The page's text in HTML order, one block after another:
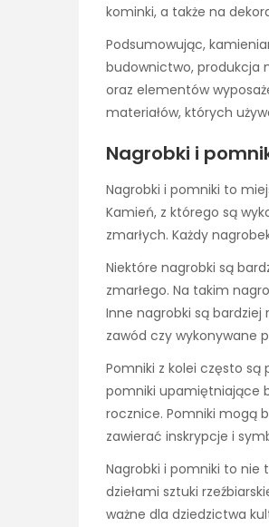
kominki, a także na
Podsumowując,
budownictwo, produkcja
oraz elementów
materiałów, których
Nagrobki i
Nagrobki i pomniki to
Kamień, z którego są
zmarłych. Każdy
Niektóre nagrobki są
zmarłego. Na takim
Inne nagrobki są
zawód czy wykonywane
Pomniki z kolei często
pomniki upamiętniające
rocznice. Pomniki mogą
zawierać inskrypcje i
Nagrobki i pomniki to nie
dziełami sztuki
ważne dla dziedzictwa